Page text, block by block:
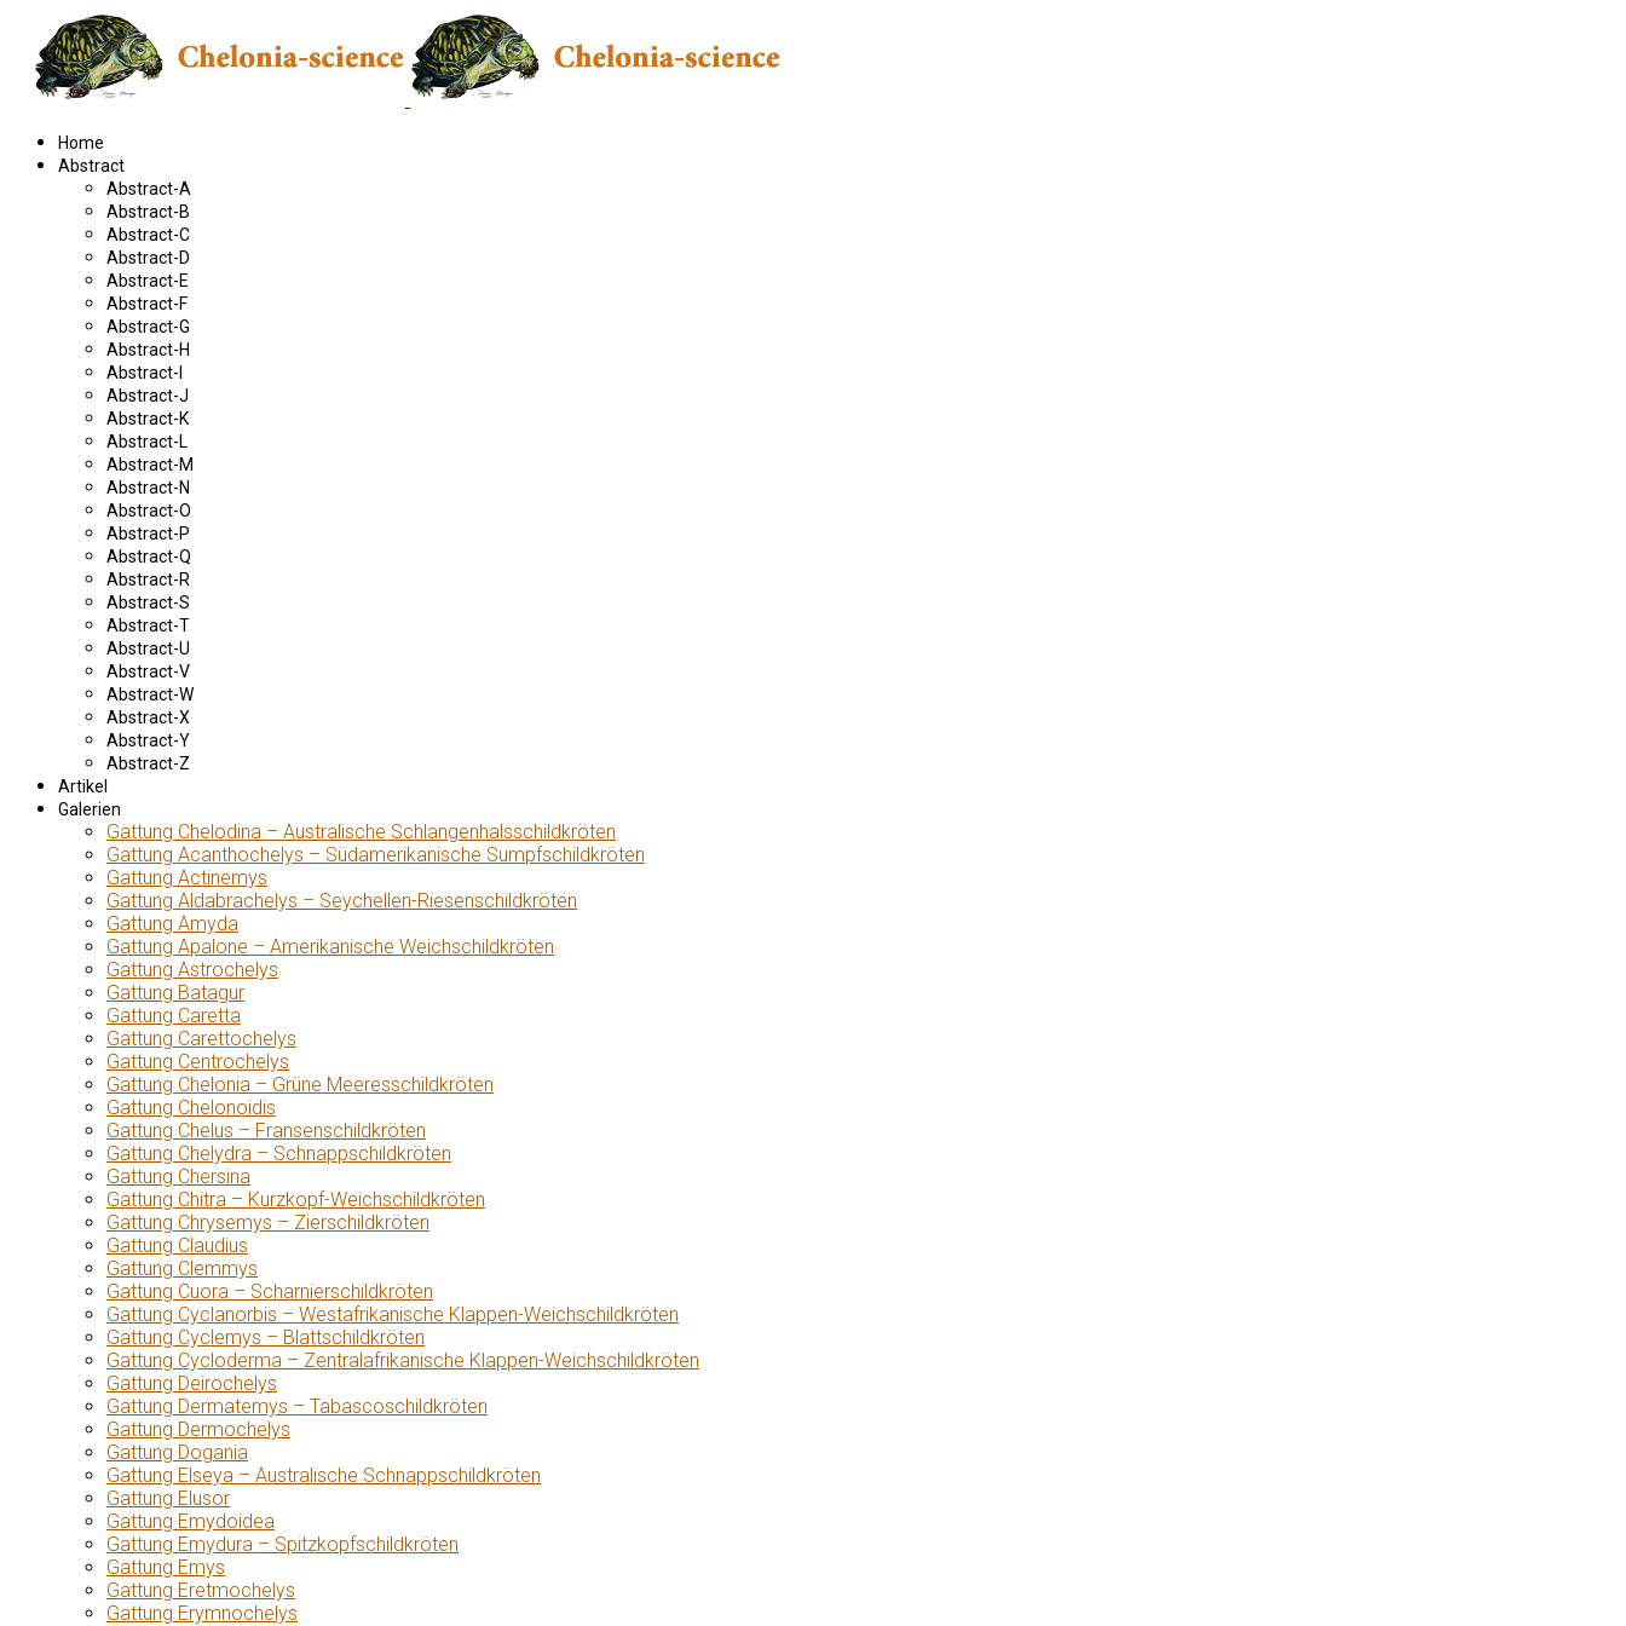
Home
Abstract
Abstract-A
Abstract-B
Abstract-C
Abstract-D
Abstract-E
Abstract-F
Abstract-G
Abstract-H
Abstract-I
Abstract-J
Abstract-K
Abstract-L
Abstract-M
Abstract-N
Abstract-O
Abstract-P
Abstract-Q
Abstract-R
Abstract-S
Abstract-T
Abstract-U
Abstract-V
Abstract-W
Abstract-X
Abstract-Y
Abstract-Z
Artikel
Galerien
Gattung Chelodina – Australische Schlangenhalsschildkröten
Gattung Acanthochelys – Südamerikanische Sumpfschildkröten
Gattung Actinemys
Gattung Aldabrachelys – Seychellen-Riesenschildkröten
Gattung Amyda
Gattung Apalone – Amerikanische Weichschildkröten
Gattung Astrochelys
Gattung Batagur
Gattung Caretta
Gattung Carettochelys
Gattung Centrochelys
Gattung Chelonia – Grüne Meeresschildkröten
Gattung Chelonoidis
Gattung Chelus – Fransenschildkröten
Gattung Chelydra – Schnappschildkröten
Gattung Chersina
Gattung Chitra – Kurzkopf-Weichschildkröten
Gattung Chrysemys – Zierschildkröten
Gattung Claudius
Gattung Clemmys
Gattung Cuora – Scharnierschildkröten
Gattung Cyclanorbis – Westafrikanische Klappen-Weichschildkröten
Gattung Cyclemys – Blattschildkröten
Gattung Cycloderma – Zentralafrikanische Klappen-Weichschildkröten
Gattung Deirochelys
Gattung Dermatemys – Tabascoschildkröten
Gattung Dermochelys
Gattung Dogania
Gattung Elseya – Australische Schnappschildkröten
Gattung Elusor
Gattung Emydoidea
Gattung Emydura – Spitzkopfschildkröten
Gattung Emys
Gattung Eretmochelys
Gattung Erymnochelys